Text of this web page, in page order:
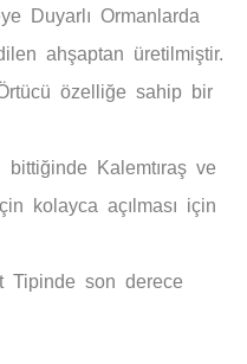
Duyarlı Ormanlarda
ahşaptan üretilmiştir.
rtücü özelliğe sahip bir
bittiğinde Kalemtıraş ve
kolayca açılması için
Tipinde son derece